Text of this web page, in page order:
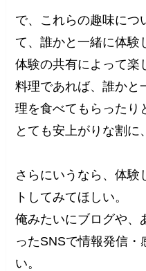
で、これらの趣味につ
て、誰かと一緒に体験
体験の共有によって楽
料理であれば、誰かと
理を食べてもらったり
とても安上がりな割に
さらにいうなら、体験
トしてみてほしい。
俺みたいにブログや、
ったSNSで情報発信・
い。